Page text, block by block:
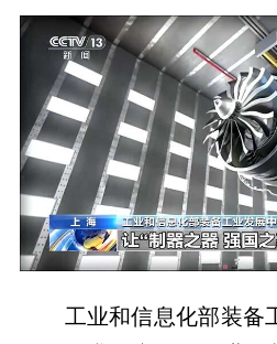
工业和信息化部装备